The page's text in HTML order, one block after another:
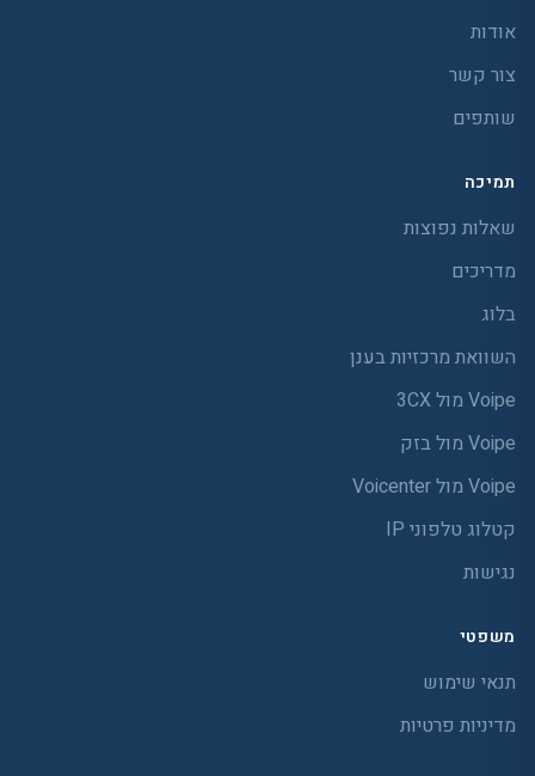
אודות
צור קשר
שותפים
תמיכה
שאלות נפוצות
מדריכים
בלוג
השוואת מרכזיות בענן
Voipe מול 3CX
Voipe מול בזק
Voipe מול Voicenter
קטלוג טלפוני IP
נגישות
משפטי
תנאי שימוש
מדיניות פרטיות